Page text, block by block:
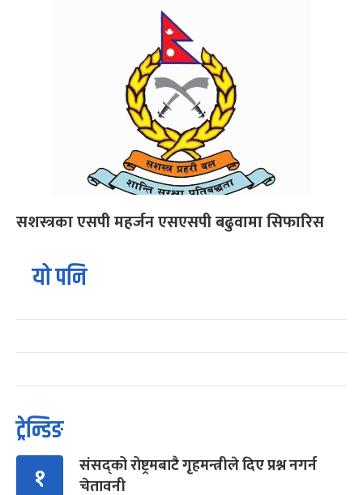
सशस्त्रका एसपी महर्जन एसएसपी बढुवामा सिफारिस
यो पनि
ट्रेन्डिङ
१
संसद्को रोष्ट्रमबाटै गृहमन्त्रीले दिए प्रश्न नगर्न
चेतावनी